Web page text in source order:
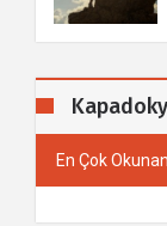
En Çok Okunan